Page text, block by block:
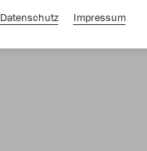
Datenschutz Impressum